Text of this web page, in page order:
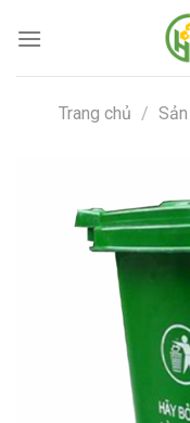
đến
Trang chủ /